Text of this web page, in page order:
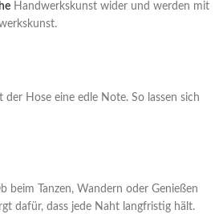
Handwerkskunst wider und werden mit
Hose eine edle Note. So lassen sich
beim Tanzen, Wandern oder Genießen
dafür, dass jede Naht langfristig hält.